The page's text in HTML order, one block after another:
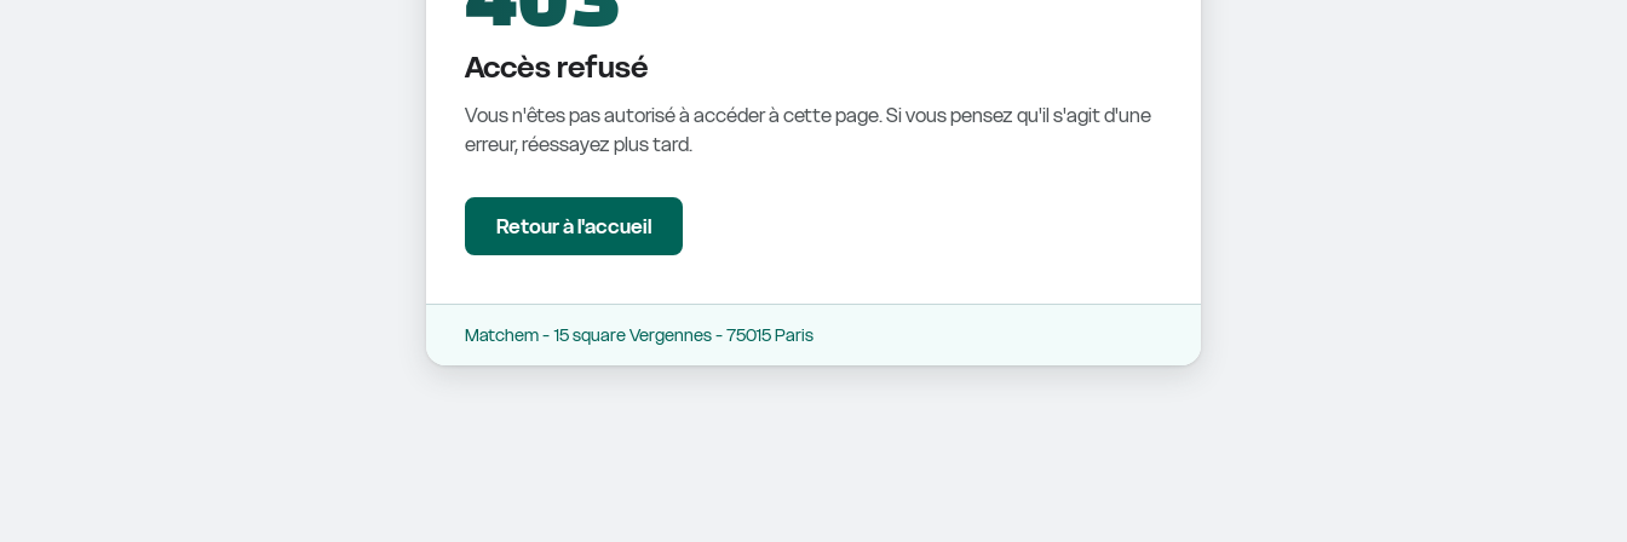
Accès refusé
Vous n'êtes pas autorisé à accéder à cette page. Si vous pensez qu'il s'agit d'une
erreur, réessayez plus tard.
Retour à l'accueil
Matchem - 15 square Vergennes - 75015 Paris